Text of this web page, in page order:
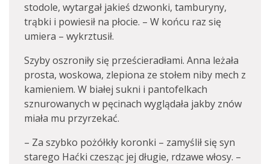
stodole, wytargał jakieś dzwonki, tamburyny,
trąbki i powiesił na płocie. – W końcu raz się
umiera – wykrztusił.
Szyby oszroniły się prześcieradłami. Anna leżała
prosta, woskowa, zlepiona ze stołem niby mech z
kamieniem. W białej sukni i pantofelkach
sznurowanych w pęcinach wyglądała jakby znów
miała mu przyrzekać.
– Za szybko pożółkły koronki – zamyślił się syn
starego Haćki czesząc jej długie, rdzawe włosy. –